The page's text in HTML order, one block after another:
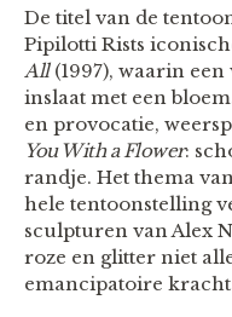
De titel van de
Pipilotti Rists
All(1997), waarin
inslaat met een
en provocatie,
You With a Flower:
randje. Het thema
hele tentoonstelling
sculpturen van Alex
roze en glitter niet
emancipatoire